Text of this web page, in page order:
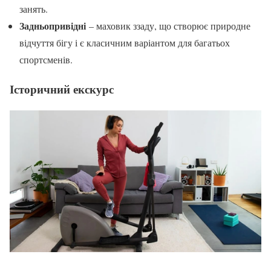
занять.
Задньопривідні– маховик ззаду, що створює природне
відчуття бігу і є класичним варіантом для багатьох
спортсменів.
Історичний екскурс